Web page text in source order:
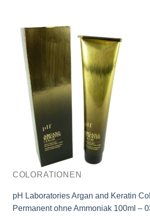
COLORATIONEN
pH Laboratories Argan and Keratin
Permanent ohne Ammoniak 100ml –